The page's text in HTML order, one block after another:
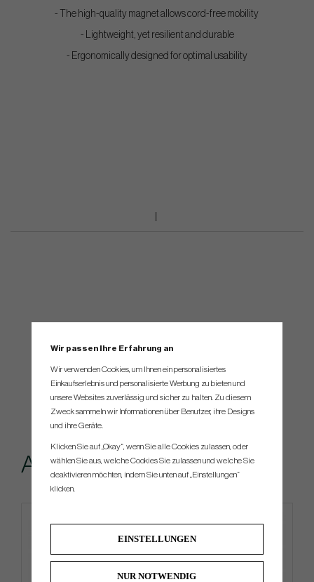
- The high-quality magnet allows cord-free mobility
- Lightweight, yet resilient and durable
- Ergonomically designed for optimal usability
Andere kauften...
Wir passen Ihre Erfahrung an
Wir verwenden Cookies, um Ihnen ein personalisiertes
Einkaufserlebnis und personalisierte Werbung zu bieten und
unsere Websites zuverlässig und sicher zu halten. Zu diesem
Zweck sammeln wir Informationen über Benutzer, ihre Designs
und ihre Geräte.
Klicken Sie auf „Okay“, wenn Sie alle Cookies zulassen, oder
wählen Sie aus, welche Cookies Sie zulassen und welche Sie
deaktivieren möchten, indem Sie unten auf „Einstellungen“
klicken.
EINSTELLUNGEN
NUR NOTWENDIG